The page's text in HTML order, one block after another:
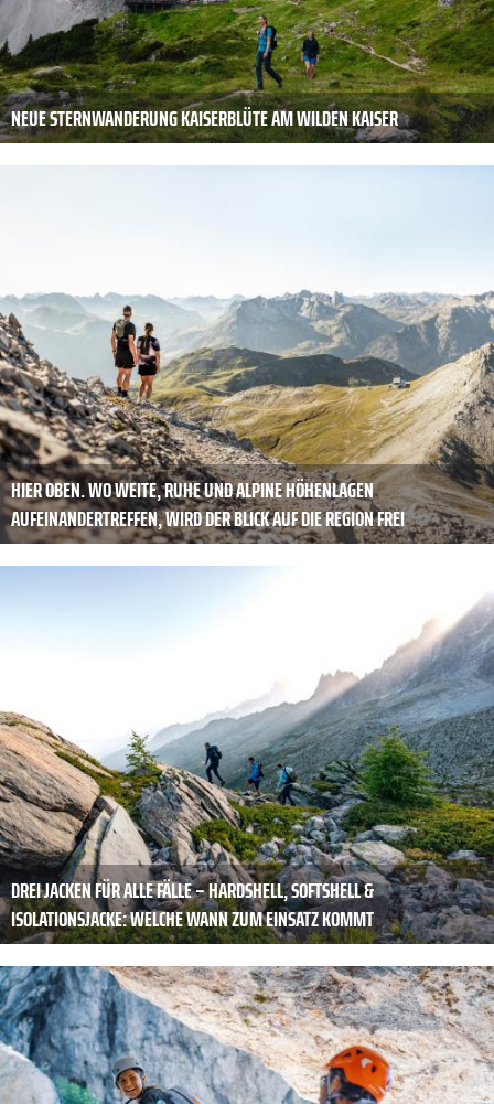
NEUE STERNWANDERUNG KAISERBLÜTE AM WILDEN KAISER
HIER OBEN. WO WEITE, RUHE UND ALPINE HÖHENLAGEN
AUFEINANDERTREFFEN, WIRD DER BLICK AUF DIE REGION FREI
DREI JACKEN FÜR ALLE FÄLLE – HARDSHELL, SOFTSHELL &
ISOLATIONSJACKE: WELCHE WANN ZUM EINSATZ KOMMT